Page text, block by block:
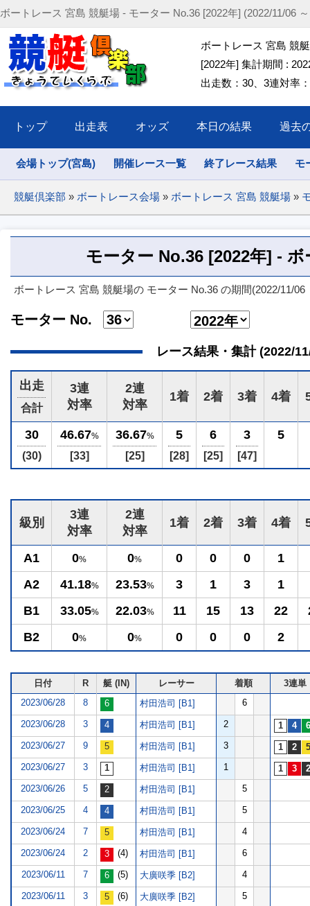
ボートレース 宮島 競艇場 - モーター No.36 [2022年] (2022/11/06
ボートレース 宮島 競
[2022年] 集計期間 :
出走数：30、3連対率
トップ 出走表 オッズ 本日の結果 過去
会場トップ(宮島) 開催レース一覧 終了レース結果 モ
競艇倶楽部 » ボートレース会場 » ボートレース 宮島 競艇場 »
モーター No.36 [2022年] -
ボートレース 宮島 競艇場の モーター No.36 の期間(2022/11/
モーター No.
レース結果・集計 (2022/
出走
合計
3連
対率
2連
対率
1着 2着 3着 4着
30
(30)
46.67%
[33]
36.67%
[25]
5
[28]
6
[25]
3
[47]
5
級別
3連
対率
2連
対率
1着 2着 3着 4着
A1 0% 0% 0 0 0
1
A2
41.18% 23.53% 3 1 3
1
B1
33.05% 22.03% 11 15 13 22
B2
0% 0% 0 0 0 2
日付 R 艇 (IN) レーサー 着順
3連単
2023/06/28
8 村田浩司 [B1] 6
2023/06/28 3 村田浩司 [B1] 2
2023/06/27 9 村田浩司 [B1] 3
2023/06/27 3 村田浩司 [B1] 1
2023/06/26 5 村田浩司 [B1] 5
2023/06/25 4 村田浩司 [B1] 5
2023/06/24 7 村田浩司 [B1] 4
2023/06/24 2 (4) 村田浩司 [B1] 6
2023/06/11 7 (5) 大廣咲季 [B2] 4
2023/06/11 3 (6) 大廣咲季 [B2] 5